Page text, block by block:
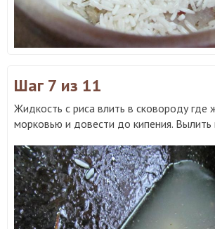
Шаг 7 из 11
Жидкость с риса влить в сковороду где
морковью и довести до кипения. Вылить